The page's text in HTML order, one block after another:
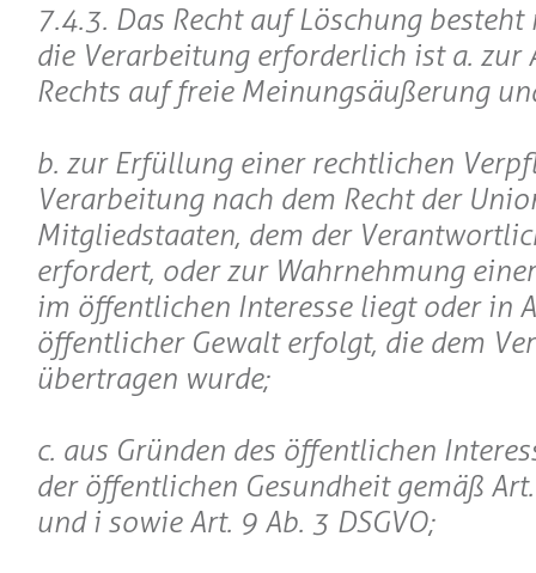
7.4.3. Das Recht auf Löschung
die Verarbeitung erforderlich ist a. zur
Rechts auf freie Meinungsäußerung
b. zur Erfüllung einer rechtlichen
Verarbeitung nach dem Recht der
Mitgliedstaaten, dem der
erfordert, oder zur Wahrnehmung
im öffentlichen Interesse liegt oder in
öffentlicher Gewalt erfolgt, die dem
übertragen wurde;
c. aus Gründen des öffentlichen
der öffentlichen Gesundheit gemäß
und i sowie Art. 9 Ab. 3 DSGVO;